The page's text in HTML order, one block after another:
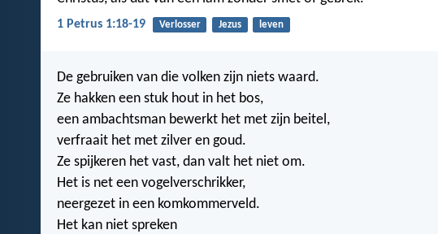
1 Petrus 1:18-19 Verlosser Jezus leven
De gebruiken van die volken zijn niets waard.
Ze hakken een stuk hout in het bos,
een ambachtsman bewerkt het met zijn beitel,
verfraait het met zilver en goud.
Ze spijkeren het vast, dan valt het niet om.
Het is net een vogelverschrikker,
neergezet in een komkommerveld.
Het kan niet spreken